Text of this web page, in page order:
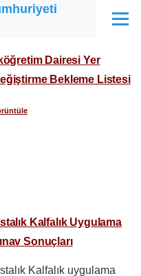
Menü
Dairesi Yer
Bekleme Listesi
Kalfalık Uygulama
Sonuçları
Kalfalık uygulama